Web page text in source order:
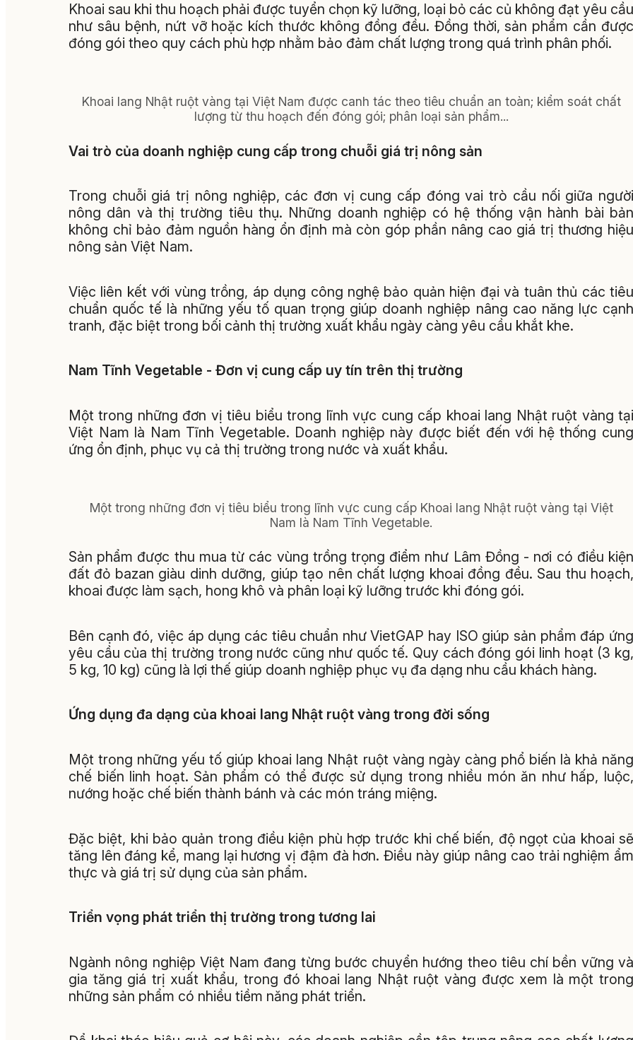
Khoai sau khi thu hoạch phải được tuyển chọn kỹ lưỡng, loại bỏ các củ không đạt yêu cầu
như sâu bệnh, nứt vỡ hoặc kích thước không đồng đều. Đồng thời, sản phẩm cần được
đóng gói theo quy cách phù hợp nhằm bảo đảm chất lượng trong quá trình phân phối.
Khoai lang Nhật ruột vàng tại Việt Nam được canh tác theo tiêu chuẩn an toàn; kiểm soát chất
lượng từ thu hoạch đến đóng gói; phân loại sản phẩm...
Vai trò của doanh nghiệp cung cấp trong chuỗi giá trị nông sản
Trong chuỗi giá trị nông nghiệp, các đơn vị cung cấp đóng vai trò cầu nối giữa người
nông dân và thị trường tiêu thụ. Những doanh nghiệp có hệ thống vận hành bài bản
không chỉ bảo đảm nguồn hàng ổn định mà còn góp phần nâng cao giá trị thương hiệu
nông sản Việt Nam.
Việc liên kết với vùng trồng, áp dụng công nghệ bảo quản hiện đại và tuân thủ các tiêu
chuẩn quốc tế là những yếu tố quan trọng giúp doanh nghiệp nâng cao năng lực cạnh
tranh, đặc biệt trong bối cảnh thị trường xuất khẩu ngày càng yêu cầu khắt khe.
Nam Tĩnh Vegetable - Đơn vị cung cấp uy tín trên thị trường
Một trong những đơn vị tiêu biểu trong lĩnh vực cung cấp khoai lang Nhật ruột vàng tại
Việt Nam là Nam Tĩnh Vegetable. Doanh nghiệp này được biết đến với hệ thống cung
ứng ổn định, phục vụ cả thị trường trong nước và xuất khẩu.
Một trong những đơn vị tiêu biểu trong lĩnh vực cung cấp Khoai lang Nhật ruột vàng tại Việt
Nam là Nam Tĩnh Vegetable.
Sản phẩm được thu mua từ các vùng trồng trọng điểm như Lâm Đồng - nơi có điều kiện
đất đỏ bazan giàu dinh dưỡng, giúp tạo nên chất lượng khoai đồng đều. Sau thu hoạch,
khoai được làm sạch, hong khô và phân loại kỹ lưỡng trước khi đóng gói.
Bên cạnh đó, việc áp dụng các tiêu chuẩn như VietGAP hay ISO giúp sản phẩm đáp ứng
yêu cầu của thị trường trong nước cũng như quốc tế. Quy cách đóng gói linh hoạt (3 kg,
5 kg, 10 kg) cũng là lợi thế giúp doanh nghiệp phục vụ đa dạng nhu cầu khách hàng.
Ứng dụng đa dạng của khoai lang Nhật ruột vàng trong đời sống
Một trong những yếu tố giúp khoai lang Nhật ruột vàng ngày càng phổ biến là khả năng
chế biến linh hoạt. Sản phẩm có thể được sử dụng trong nhiều món ăn như hấp, luộc,
nướng hoặc chế biến thành bánh và các món tráng miệng.
Đặc biệt, khi bảo quản trong điều kiện phù hợp trước khi chế biến, độ ngọt của khoai sẽ
tăng lên đáng kể, mang lại hương vị đậm đà hơn. Điều này giúp nâng cao trải nghiệm ẩm
thực và giá trị sử dụng của sản phẩm.
Triển vọng phát triển thị trường trong tương lai
Ngành nông nghiệp Việt Nam đang từng bước chuyển hướng theo tiêu chí bền vững và
gia tăng giá trị xuất khẩu, trong đó khoai lang Nhật ruột vàng được xem là một trong
những sản phẩm có nhiều tiềm năng phát triển.